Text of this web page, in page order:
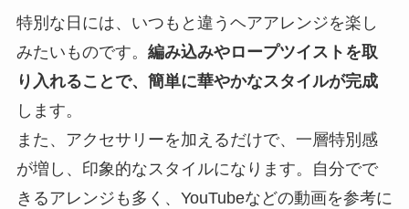
特別な日には、いつもと違うヘアアレンジを楽し
みたいものです。 編み込みやロープツイストを取
り入れることで、簡単に華やかなスタイルが完成
します。
また、アクセサリーを加えるだけで、一層特別感
が増し、印象的なスタイルになります。自分でで
きるアレンジも多く、YouTubeなどの動画を参考に